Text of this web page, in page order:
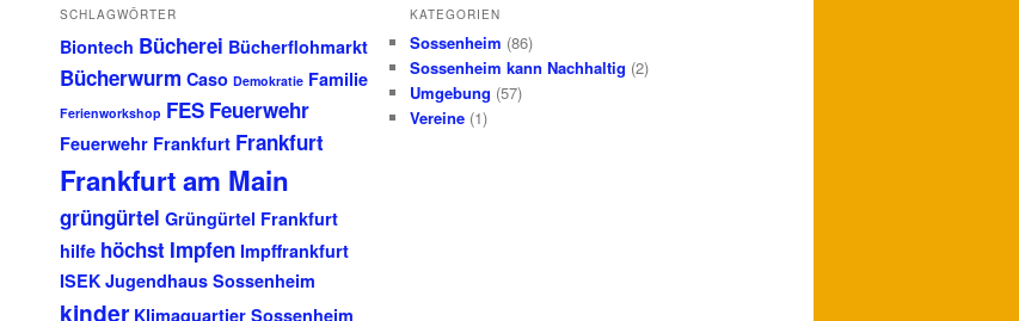
SCHLAGWÖRTER
Biontech Bücherei Bücherflohmarkt
Bücherwurm Caso Demokratie Familie
Ferienworkshop FES Feuerwehr
Feuerwehr Frankfurt Frankfurt
Frankfurt am Main
grüngürtel Grüngürtel Frankfurt
hilfe höchst Impfen Impffrankfurt
ISEK Jugendhaus Sossenheim
kinder Klimaquartier Sossenheim
KATEGORIEN
Sossenheim (86)
Sossenheim kann Nachhaltig (2)
Umgebung (57)
Vereine(1)